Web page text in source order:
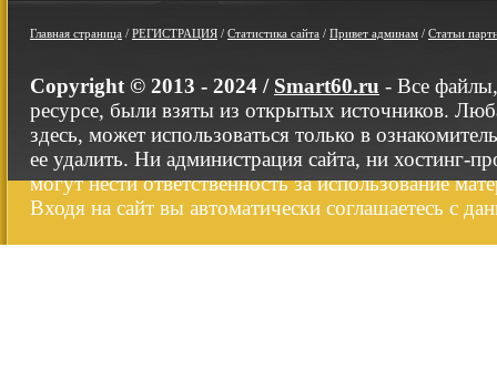
Главная страница / РЕГИСТРАЦИЯ / Статистика сайта / Привет админам / Статьи
Copyright © 2013 - 2024 / Smart60.ru - Все
ресурсе, были взяты из открытых источников.
здесь, может использоваться только в
ее удалить. Ни администрация сайта, ни хостинг-
могут нести ответственность за использование
Входя на сайт вы автоматически соглашаетесь с